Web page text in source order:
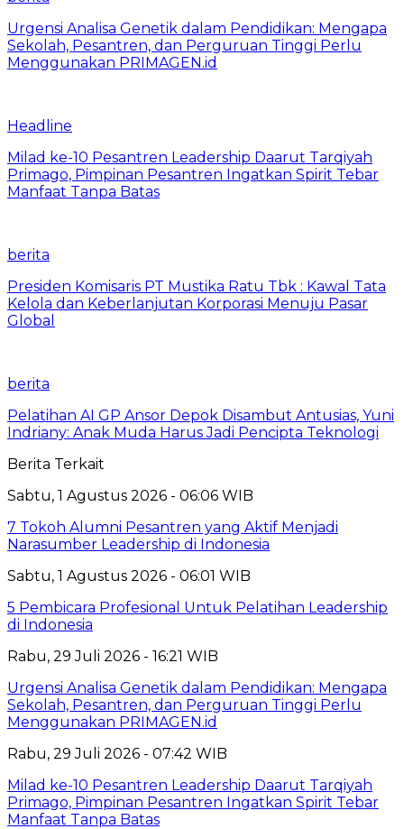
Urgensi Analisa Genetik dalam Pendidikan: Mengapa
Sekolah, Pesantren, dan Perguruan Tinggi Perlu
Menggunakan PRIMAGEN.id
Headline
Milad ke-10 Pesantren Leadership Daarut Tarqiyah
Primago, Pimpinan Pesantren Ingatkan Spirit Tebar
Manfaat Tanpa Batas
berita
Presiden Komisaris PT Mustika Ratu Tbk : Kawal Tata
Kelola dan Keberlanjutan Korporasi Menuju Pasar
Global
berita
Pelatihan AI GP Ansor Depok Disambut Antusias, Yuni
Indriany: Anak Muda Harus Jadi Pencipta Teknologi
Berita Terkait
Sabtu, 1 Agustus 2026 - 06:06 WIB
7 Tokoh Alumni Pesantren yang Aktif Menjadi
Narasumber Leadership di Indonesia
Sabtu, 1 Agustus 2026 - 06:01 WIB
5 Pembicara Profesional Untuk Pelatihan Leadership
di Indonesia
Rabu, 29 Juli 2026 - 16:21 WIB
Urgensi Analisa Genetik dalam Pendidikan: Mengapa
Sekolah, Pesantren, dan Perguruan Tinggi Perlu
Menggunakan PRIMAGEN.id
Rabu, 29 Juli 2026 - 07:42 WIB
Milad ke-10 Pesantren Leadership Daarut Tarqiyah
Primago, Pimpinan Pesantren Ingatkan Spirit Tebar
Manfaat Tanpa Batas